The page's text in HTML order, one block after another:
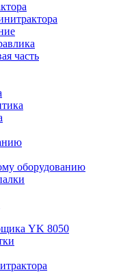
часть
оборудованию
YK 8050